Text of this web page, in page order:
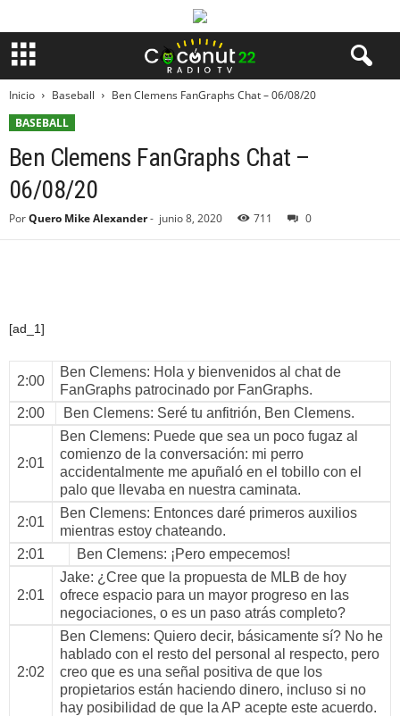
Inicio Baseball
Ben Clemens FanGraphs Chat – 06/08/20
BASEBALL
Ben Clemens FanGraphs Chat –
06/08/20
PorQuero Mike Alexander- junio 8, 2020 711 0
[ad_1]
2:00
Ben Clemens: Hola y bienvenidos al chat de
FanGraphs patrocinado por FanGraphs.
2:00
Ben Clemens: Seré tu anfitrión, Ben Clemens.
2:01
Ben Clemens: Puede que sea un poco fugaz al
comienzo de la conversación: mi perro
accidentalmente me apuñaló en el tobillo con el
palo que llevaba en nuestra caminata.
2:01
Ben Clemens: Entonces daré primeros auxilios
mientras estoy chateando.
2:01
Ben Clemens: ¡Pero empecemos!
2:01
Jake: ¿Cree que la propuesta de MLB de hoy
ofrece espacio para un mayor progreso en las
negociaciones, o es un paso atrás completo?
2:02
Ben Clemens: Quiero decir, básicamente sí? No he
hablado con el resto del personal al respecto, pero
creo que es una señal positiva de que los
propietarios están haciendo dinero, incluso si no
hay posibilidad de que la AP acepte este acuerdo.